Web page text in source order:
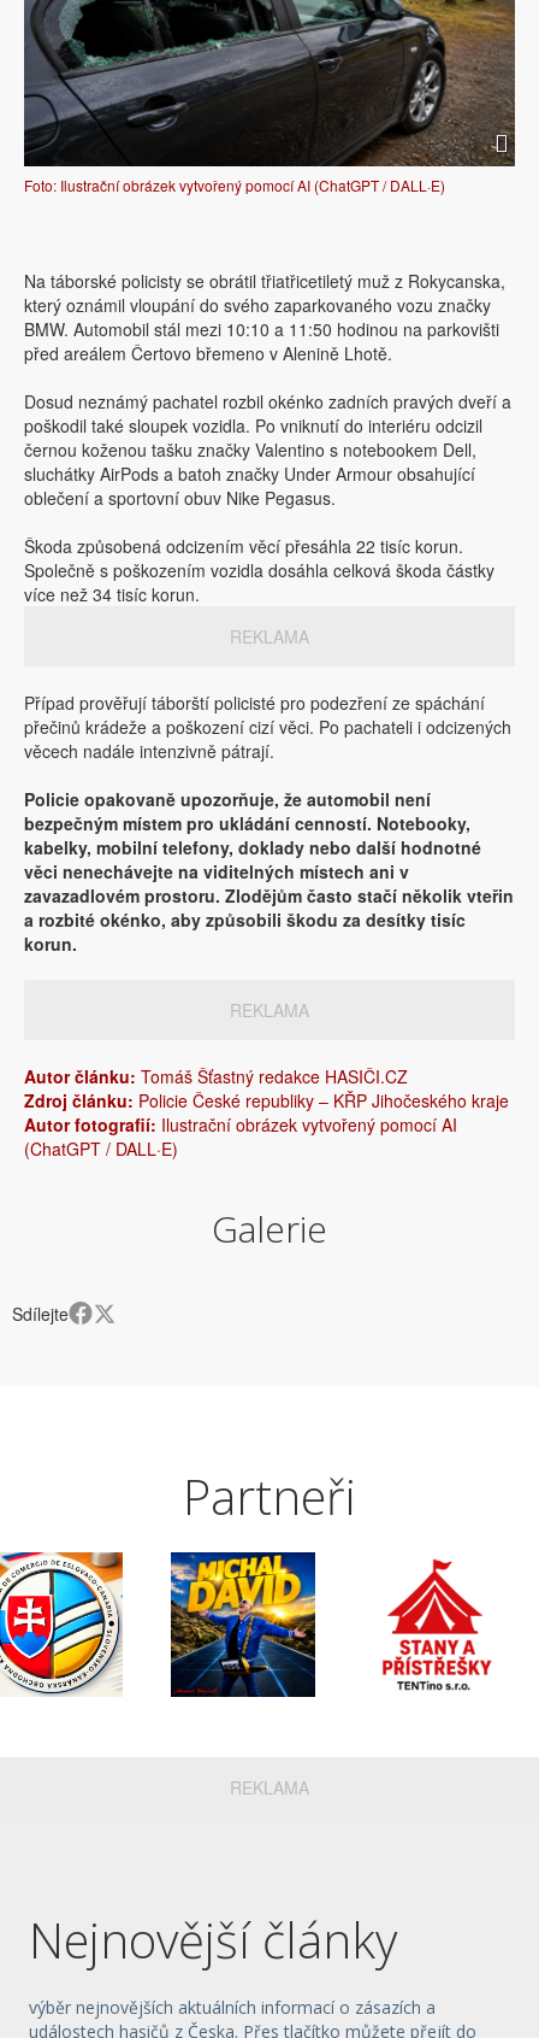
Foto: Ilustrační obrázek vytvořený pomocí AI (ChatGPT / DALL·E)
Na táborské policisty se obrátil třiatřicetiletý muž z Rokycanska,
který oznámil vloupání do svého zaparkovaného vozu značky
BMW. Automobil stál mezi 10:10 a 11:50 hodinou na parkovišti
před areálem Čertovo břemeno v Alenině Lhotě.
Dosud neznámý pachatel rozbil okénko zadních pravých dveří a
poškodil také sloupek vozidla. Po vniknutí do interiéru odcizil
černou koženou tašku značky Valentino s notebookem Dell,
sluchátky AirPods a batoh značky Under Armour obsahující
oblečení a sportovní obuv Nike Pegasus.
Škoda způsobená odcizením věcí přesáhla 22 tisíc korun.
Společně s poškozením vozidla dosáhla celková škoda částky
více než 34 tisíc korun.
REKLAMA
Případ prověřují táborští policisté pro podezření ze spáchání
přečinů krádeže a poškození cizí věci. Po pachateli i odcizených
věcech nadále intenzivně pátrají.
Policie opakovaně upozorňuje, že automobil není
bezpečným místem pro ukládání cenností. Notebooky,
kabelky, mobilní telefony, doklady nebo další hodnotné
věci nenechávejte na viditelných místech ani v
zavazadlovém prostoru. Zlodějům často stačí několik vteřin
a rozbité okénko, aby způsobili škodu za desítky tisíc
korun.
REKLAMA
Autor článku: Tomáš Šťastný redakce HASIČI.CZ
Zdroj článku: Policie České republiky – KŘP Jihočeského kraje
Autor fotografií: Ilustrační obrázek vytvořený pomocí AI
(ChatGPT / DALL·E)
Galerie
Sdílejte
Partneři
REKLAMA
Nejnovější články
výběr nejnovějších aktuálních informací o zásazích a
událostech hasičů z Česka. Přes tlačítko můžete přejít do